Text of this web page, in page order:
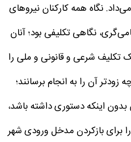
نگاه همه کارکنان نیروهای
نگاهی تکلیفی بود؛ آنان
شرعی و قانونی و ملی را
زودتر آن را به انجام برسانند؛
اینکه دستوری داشته باشد،
برای بازکردن مدخل ورودی شهر